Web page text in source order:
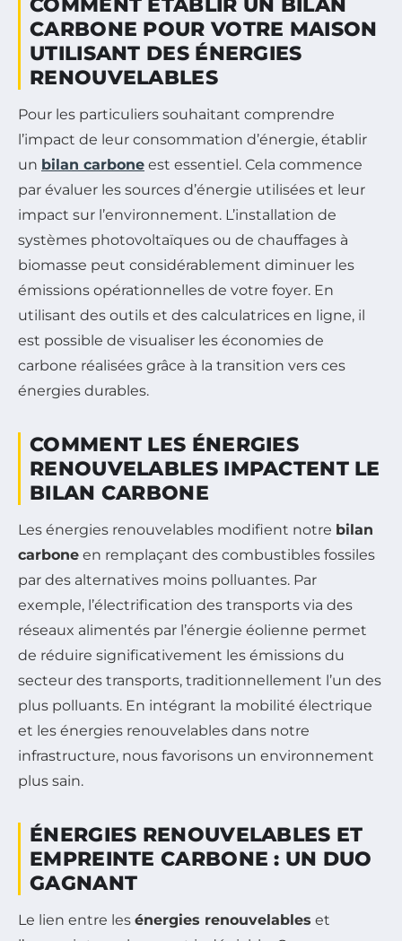
CARBONE POUR VOTRE MAISON
UTILISANT DES ÉNERGIES
RENOUVELABLES
Pour les particuliers souhaitant comprendre
l’impact de leur consommation d’énergie, établir
un bilan carbone est essentiel. Cela commence
par évaluer les sources d’énergie utilisées et leur
impact sur l’environnement. L’installation de
systèmes photovoltaïques ou de chauffages à
biomasse peut considérablement diminuer les
émissions opérationnelles de votre foyer. En
utilisant des outils et des calculatrices en ligne, il
est possible de visualiser les économies de
carbone réalisées grâce à la transition vers ces
énergies durables.
COMMENT LES ÉNERGIES
RENOUVELABLES IMPACTENT LE
BILAN CARBONE
Les énergies renouvelables modifient notre bilan
carbone en remplaçant des combustibles fossiles
par des alternatives moins polluantes. Par
exemple, l’électrification des transports via des
réseaux alimentés par l’énergie éolienne permet
de réduire significativement les émissions du
secteur des transports, traditionnellement l’un des
plus polluants. En intégrant la mobilité électrique
et les énergies renouvelables dans notre
infrastructure, nous favorisons un environnement
plus sain.
ÉNERGIES RENOUVELABLES ET
EMPREINTE CARBONE : UN DUO
GAGNANT
Le lien entre les énergies renouvelables et